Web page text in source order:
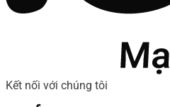
Kết nối với chúng tôi